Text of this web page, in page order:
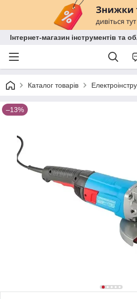
Інтернет-магазин інструментів та
Каталог товарів
–13%